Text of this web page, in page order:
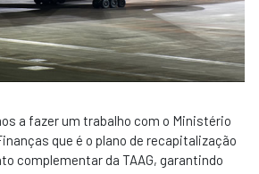
a fazer um trabalho com o Ministério
que é o plano de recapitalização
complementar da TAAG, garantindo